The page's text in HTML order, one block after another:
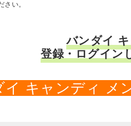
さい。
バンダイ
登録・ログイン
イ キャンディ メ